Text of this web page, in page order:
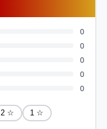
0
0
0
0
0
2 ☆ 1 ☆